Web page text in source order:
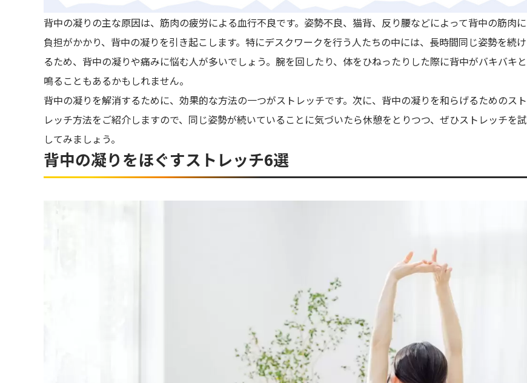
背中の凝りの主な原因は、筋肉の疲労による血行不良です。姿勢不良、猫背、反り腰などによって背中の筋肉に
負担がかかり、背中の凝りを引き起こします。特にデスクワークを行う人たちの中には、長時間同じ姿勢を続け
るため、背中の凝りや痛みに悩む人が多いでしょう。腕を回したり、体をひねったりした際に背中がバキバキと
鳴ることもあるかもしれません。
背中の凝りを解消するために、効果的な方法の一つがストレッチです。次に、背中の凝りを和らげるためのスト
レッチ方法をご紹介しますので、同じ姿勢が続いていることに気づいたら休憩をとりつつ、ぜひストレッチを試
してみましょう。
背中の凝りをほぐすストレッチ6選